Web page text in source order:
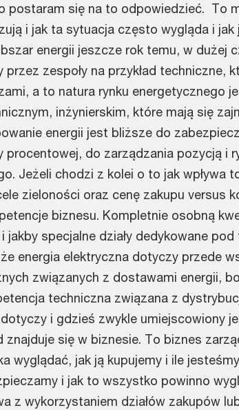
postaram się na to odpowiedzieć. To
i jak ta sytuacja często wygląda i jak
energii jeszcze rok temu, w dużej
zespoły na przykład techniczne,
a to natura rynku energetycznego
inżynierskim, które mają się
energii jest bliższe do
do zarządzania pozycją i
Jeżeli chodzi z kolei o to jak wpływa
zieloności oraz cenę zakupu versus
biznesu. Kompletnie osobną
jakby specjalne działy dedykowane pod
energia elektryczna dotyczy przede
związanych z dostawami energii,
techniczna związana z
i gdzieś zwykle umiejscowiony
znajduje się w biznesie. To biznes
wyglądać, jak ją kupujemy i ile
i jak to wszystko powinno
z wykorzystaniem działów zakupów